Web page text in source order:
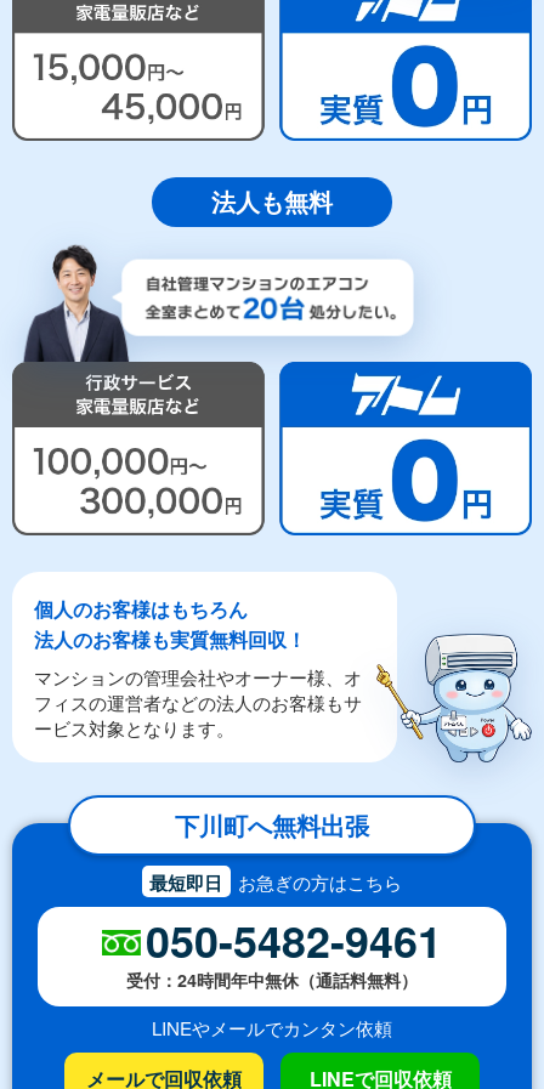
法人も無料
個人のお客様はもちろん
法人のお客様も実質無料回収！
マンションの管理会社やオーナー様、オ
フィスの運営者などの法人のお客様もサ
ービス対象となります。
下川町へ無料出張
最短即日 お急ぎの方はこちら
050-5482-9461
受付：24時間年中無休（通話料無料）
LINEやメールでカンタン依頼
メールで回収依頼 LINEで回収依頼